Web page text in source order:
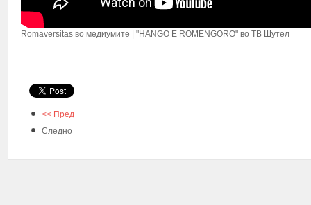
Romaversitas во медиумите | "HANGO E ROMENGORO" во ТВ Шутел
<< Пред
Следно